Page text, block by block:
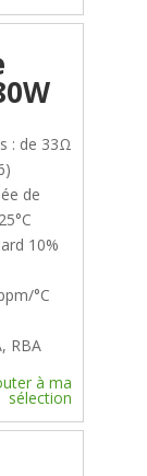
: de 33Ω
de
10%
°C
RBA
à ma
sélection